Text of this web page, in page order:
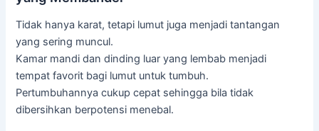
Tidak hanya karat, tetapi lumut juga menjadi tantangan
yang sering muncul.
Kamar mandi dan dinding luar yang lembab menjadi
tempat favorit bagi lumut untuk tumbuh.
Pertumbuhannya cukup cepat sehingga bila tidak
dibersihkan berpotensi menebal.